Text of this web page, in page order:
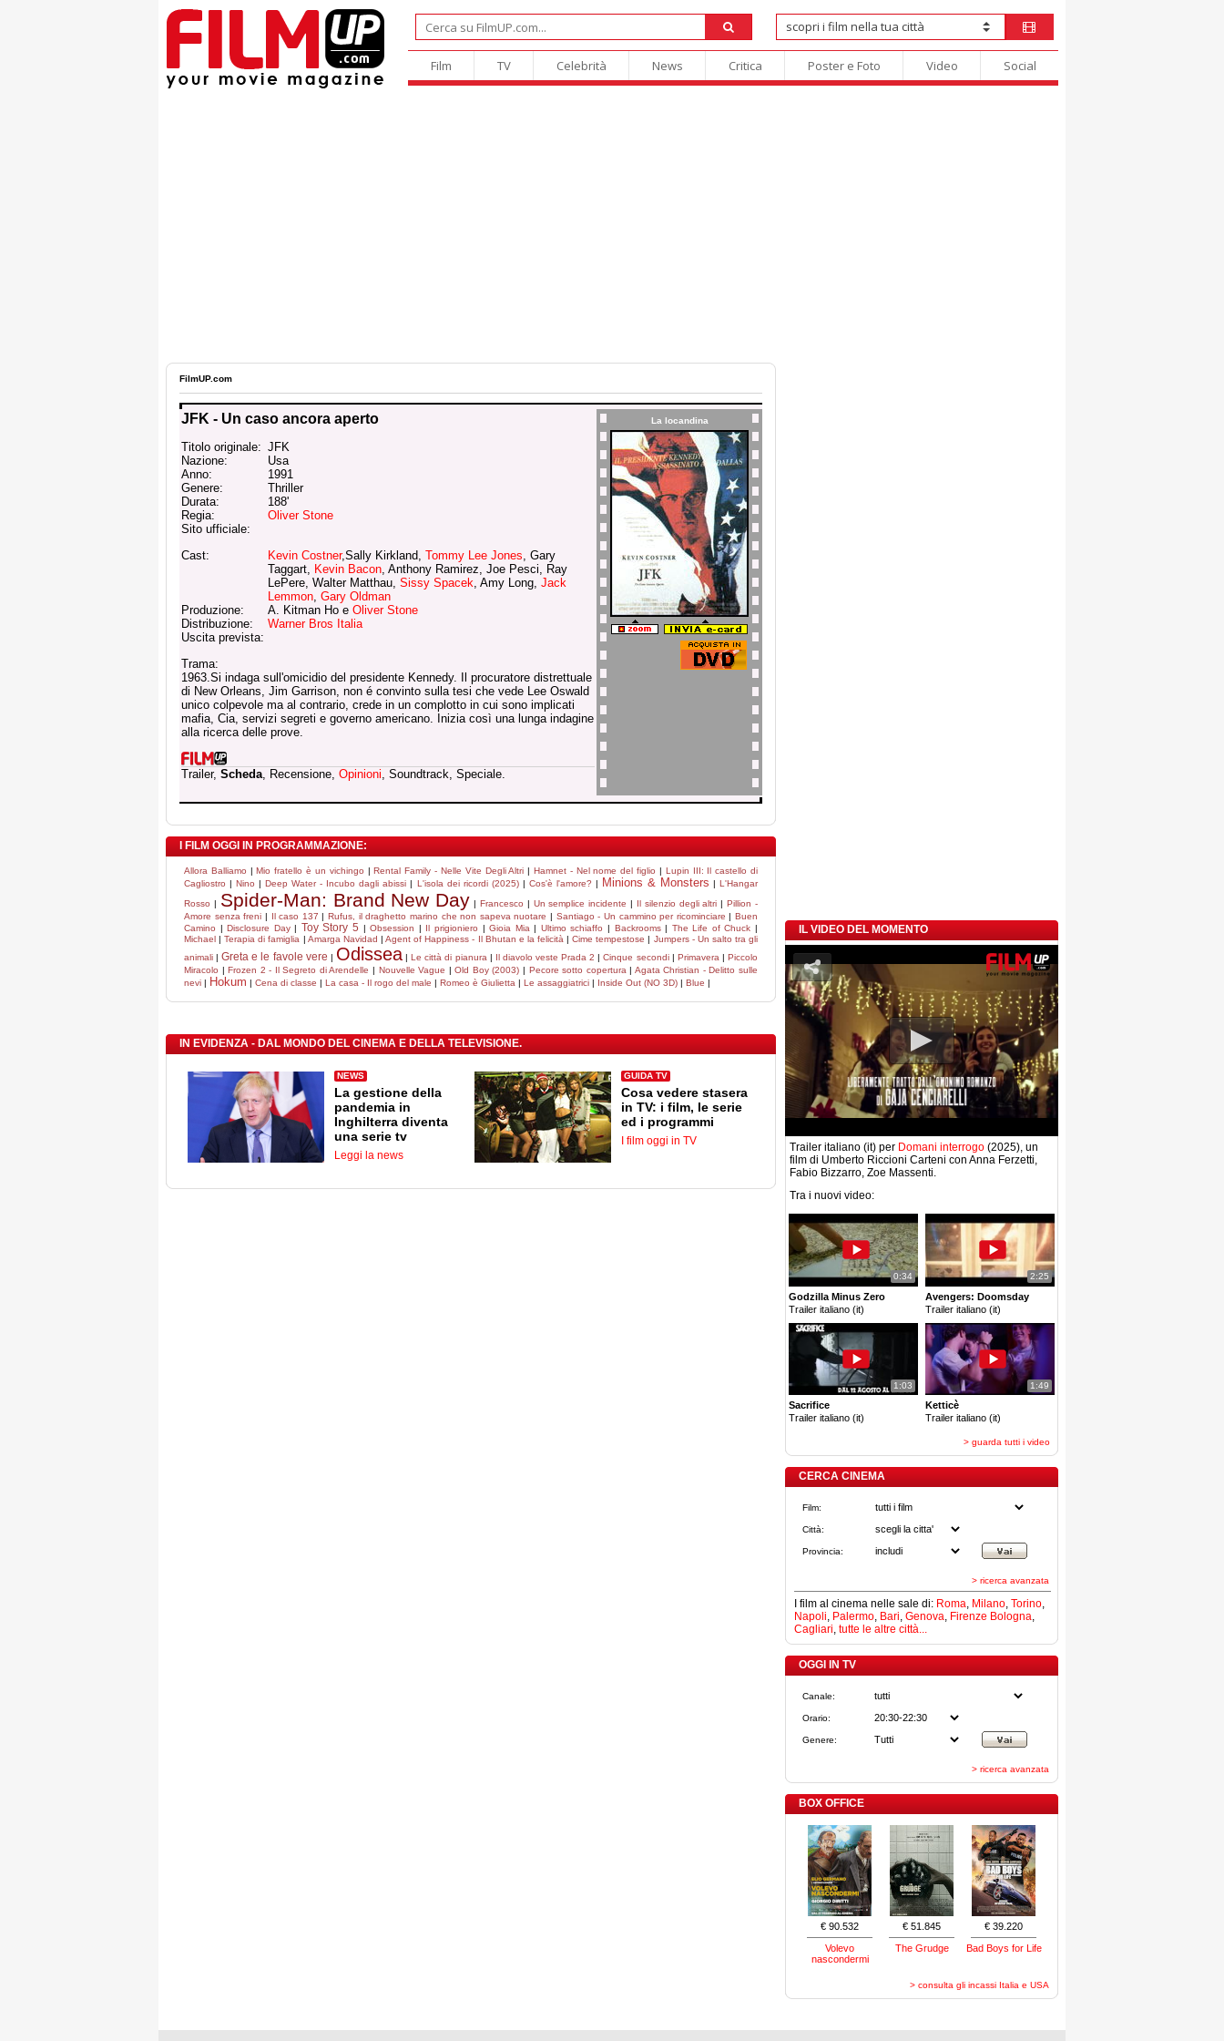
Film TV Celebrità News Critica Poster e Foto Video Social
FilmUP.com
JFK - Un caso ancora aperto
Titolo originale: JFK
Nazione:
Usa
Anno:
1991
Genere:
Thriller
Durata:
188'
Regia:
Oliver Stone
Sito ufficiale:
Cast:
Kevin Costner,Sally Kirkland, Tommy Lee Jones, Gary
Taggart, Kevin Bacon, Anthony Ramirez, Joe Pesci, Ray
LePere, Walter Matthau, Sissy Spacek, Amy Long, Jack
Lemmon, Gary Oldman
Produzione:
A. Kitman Ho e Oliver Stone
Distribuzione:
Warner Bros Italia
Uscita prevista:
Trama:
1963.Si indaga sull'omicidio del presidente Kennedy. Il procuratore distrettuale
di New Orleans, Jim Garrison, non é convinto sulla tesi che vede Lee Oswald
unico colpevole ma al contrario, crede in un complotto in cui sono implicati
mafia, Cia, servizi segreti e governo americano. Inizia così una lunga indagine
alla ricerca delle prove.
Trailer, Scheda, Recensione, Opinioni, Soundtrack, Speciale.
La locandina
I FILM OGGI IN PROGRAMMAZIONE:
Allora Balliamo |Mio fratello è un vichingo |Rental Family - Nelle Vite Degli Altri |Hamnet - Nel nome del figlio | Lupin III: Il castello di
Cagliostro |Nino |Deep Water - Incubo dagli abissi | L'isola dei ricordi (2025)| Cos'è l'amore? | Minions & Monsters |L'Hangar
Rosso | Spider-Man: Brand New Day | Francesco | Un semplice incidente | Il silenzio degli altri |Pillion -
Amore senza freni | Il caso 137 | Rufus, il draghetto marino che non sapeva nuotare | Santiago - Un cammino per ricominciare | Buen
Camino |Disclosure Day| Toy Story 5 |Obsession | Il prigioniero |Gioia Mia | Ultimo schiaffo | Backrooms| The Life of Chuck |
Michael |Terapia di famiglia | Amarga Navidad |Agent of Happiness - Il Bhutan e la felicità |Cime tempestose | Jumpers - Un salto tra gli
animali |Greta e le favole vere | Odissea|Le città di pianura | Il diavolo veste Prada 2 |Cinque secondi| Primavera |Piccolo
Miracolo |Frozen 2 - Il Segreto di Arendelle | Nouvelle Vague |Old Boy (2003) | Pecore sotto copertura | Agata Christian - Delitto sulle
nevi | Hokum | Cena di classe | La casa - Il rogo del male | Romeo è Giulietta | Le assaggiatrici | Inside Out (NO 3D) | Blue |
IN EVIDENZA - DAL MONDO DEL CINEMA E DELLA TELEVISIONE.
NEWS
La gestione della
pandemia in
Inghilterra diventa
una serie tv
Leggi la news
GUIDA TV
Cosa vedere stasera
in TV: i film, le serie
ed i programmi
I film oggi in TV
IL VIDEO DEL MOMENTO
Trailer italiano (it) per Domani interrogo (2025), un
film di Umberto Riccioni Carteni con Anna Ferzetti,
Fabio Bizzarro, Zoe Massenti.
Tra i nuovi video:
0:34
Godzilla Minus Zero
Trailer italiano (it)
2:25
Avengers: Doomsday
Trailer italiano (it)
1:03
Sacrifice
Trailer italiano (it)
1:49
Ketticè
Trailer italiano (it)
> guarda tutti i video
CERCA CINEMA
Film:
Città:
Provincia:
> ricerca avanzata
I film al cinema nelle sale di: Roma, Milano, Torino,
Napoli, Palermo, Bari, Genova, Firenze Bologna,
Cagliari, tutte le altre città...
OGGI IN TV
Canale:
Orario:
Genere:
> ricerca avanzata
BOX OFFICE
€ 90.532
Volevo
nascondermi
€ 51.845
The Grudge
€ 39.220
Bad Boys for Life
> consulta gli incassi Italia e USA